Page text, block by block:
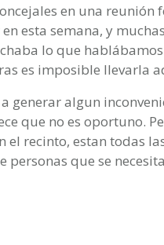
en una reunión
esta semana, y
lo que
es imposible llevarla
generar algun
que no es oportuno.
el recinto, estan todas
personas que se